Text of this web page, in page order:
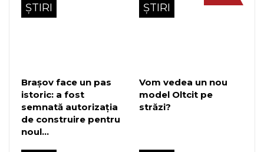
ȘTIRI
Brașov face un pas
istoric: a fost
semnată autorizația
de construire pentru
noul…
ȘTIRI
Vom vedea un nou
model Oltcit pe
străzi?